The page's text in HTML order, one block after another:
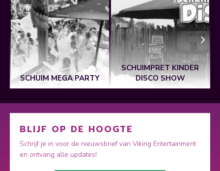
SCHUIM MEGA PARTY
SCHUIMPRET KINDER
DISCO SHOW
BLIJF OP DE HOOGTE
Schrijf je in voor de nieuwsbrief van Viking Entertainment
en ontvang alle updates!